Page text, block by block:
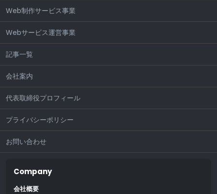
Web制作サービス事業
Webサービス運営事業
記事一覧
会社案内
代表取締役プロフィール
プライバシーポリシー
お問い合わせ
Company
会社概要